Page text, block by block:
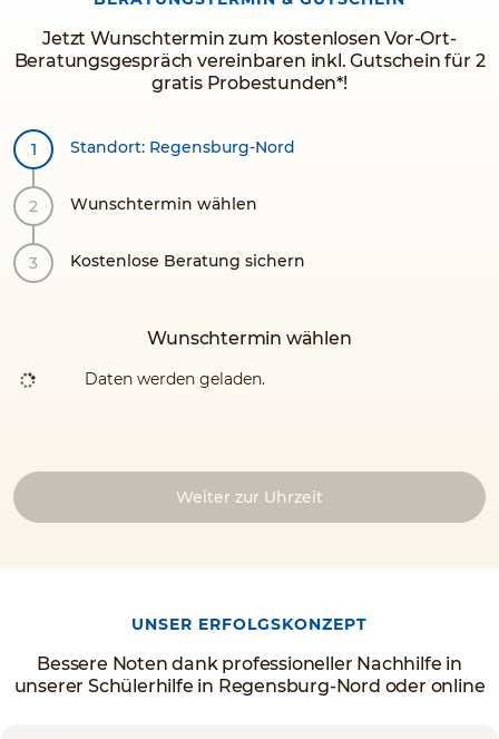
Jetzt Wunschtermin zum kostenlosen Vor-Ort-
Beratungsgespräch vereinbaren inkl. Gutschein für 2
gratis Probestunden*!
Standort: Regensburg-Nord
Wunschtermin wählen
Kostenlose Beratung sichern
Wunschtermin wählen
Daten werden geladen.
Weiter zur Uhrzeit
UNSER ERFOLGSKONZEPT
Bessere Noten dank professioneller Nachhilfe in
unserer Schülerhilfe in Regensburg-Nord oder online